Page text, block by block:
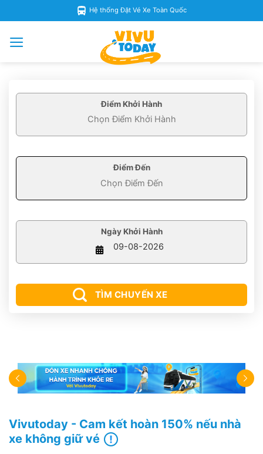
Hệ thống Đặt Vé Xe Toàn Quốc
Điểm Khởi Hành
Điểm Đến
Ngày Khởi Hành
TÌM CHUYẾN XE
Vivutoday - Cam kết hoàn 150% nếu nhà
xe không giữ vé